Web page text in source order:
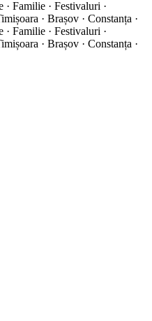
· Familie · Festivaluri ·
· Brașov · Constanța ·
· Familie · Festivaluri ·
· Brașov · Constanța ·